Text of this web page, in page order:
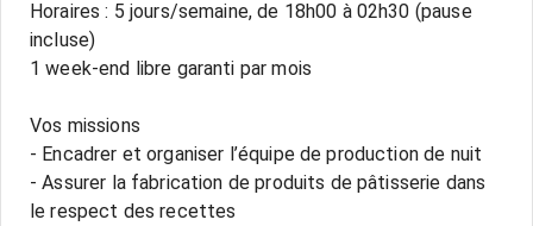
Horaires : 5 jours/semaine, de 18h00 à 02h30 (pause
incluse)
1 week-end libre garanti par mois
Vos missions
- Encadrer et organiser l’équipe de production de nuit
- Assurer la fabrication de produits de pâtisserie dans
le respect des recettes